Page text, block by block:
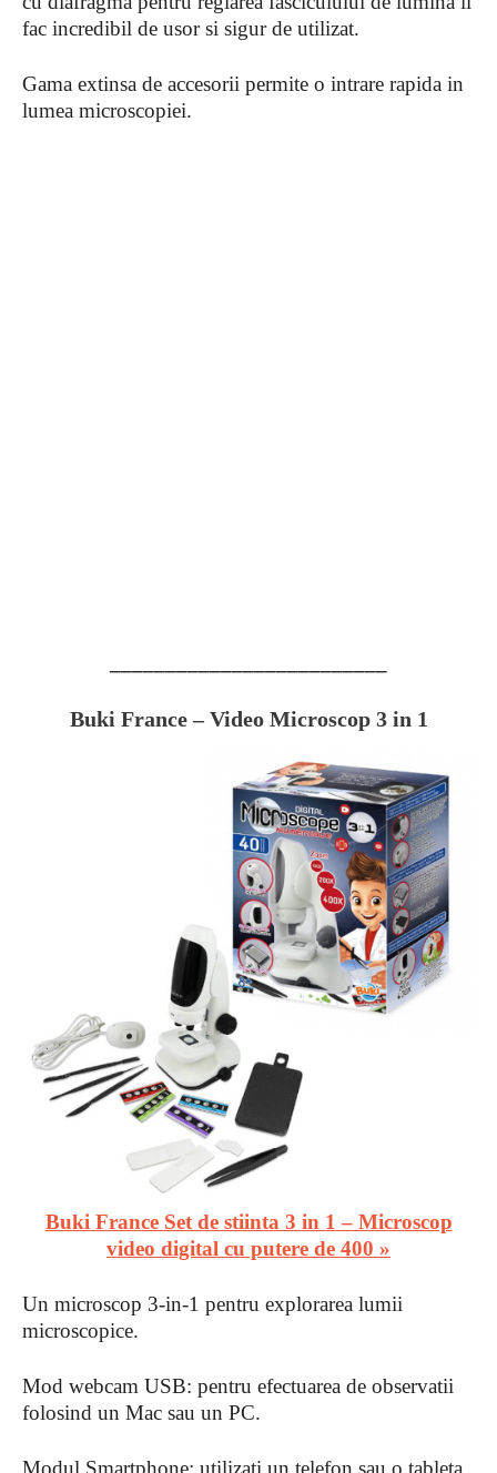
fac incredibil de usor si sigur de utilizat.
Gama extinsa de accesorii permite o intrare rapida in
lumea microscopiei.
Buki France – Video Microscop 3 in 1
Buki France Set de stiinta 3 in 1 – Microscop
video digital cu putere de 400 »
Un microscop 3-in-1 pentru explorarea lumii
microscopice.
Mod webcam USB: pentru efectuarea de observatii
folosind un Mac sau un PC.
Modul Smartphone: utilizati un telefon sau o tableta